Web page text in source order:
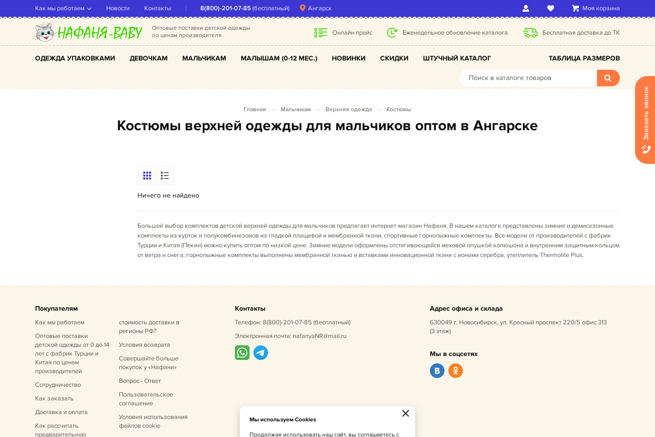
Моя корзина
Оптовые поставки детской одежды
по ценам производителя
Онлайн прайс Еженедельное обновление каталога Бесплатная доставка до ТК
ОДЕЖДА УПАКОВКАМИ ДЕВОЧКАМ МАЛЬЧИКАМ МАЛЫШАМ (0-12 МЕС.) НОВИНКИ СКИДКИ ШТУЧНЫЙ КАТАЛОГ ТАБЛИЦА РАЗМЕРОВ
Ангарск
8(800)-201-07-85(бесплатный)
Как мы работаем Новости Контакты
Главная Мальчикам Верхняя одежда Костюмы
Костюмы верхней одежды для мальчиков оптом в Ангарске
Ничего не найдено
Большой выбор комплектов детской верхней одежды для мальчиков предлагает интернет-магазин Нафаня. В нашем каталоге представлены зимние и демисезонные
комплекты из курток и полукомбинезонов из гладкой плащевой и мембранной ткани, спортивные горнолыжные комплекты. Все модели от производителей с фабрик
Турции и Китая (Пекин) можно купить оптом по низкой цене. Зимние модели оформлены отстегивающейся меховой опушкой капюшона и внутренним защитным кольцом
от ветра и снега; горнолыжные комплекты выполнены мембранной тканью и вставками инновационной ткани с ионами серебра, утеплитель Thermolite Plus.
Покупателям
Как мы работаем
Оптовые поставки
детской одежды от 0 до 14
летс фабрик Турции и
Китая по ценам
производителей
Сотрудничество
Как заказать
Доставка и оплата
Как рассчитать
предварительную
стоимость доставки в
регионы РФ?
Условия возврата
Совершайте больше
покупок у «Нафани»
Вопрос - Ответ
Пользовательское
соглашение
Условия использования
файлов cookie
Контакты
Телефон: 8(800)-201-07-85 (бесплатный)
Электронная почта: nafanyaNR@mail.ru
Адрес офиса и склада
630049 г. Новосибирск, ул. Красный проспект 220/5 офис 313
(3 этаж)
Мы в соцсетях
×
Мы используем Cookies
Продолжая использовать наш сайт, вы соглашаетесь с
Заказать звонок